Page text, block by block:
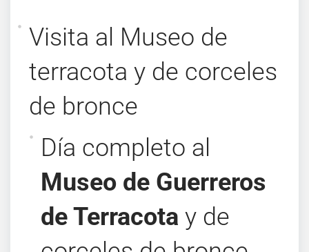
Visita al Museo de
terracota y de corceles
de bronce
Día completo al
Museo de Guerreros
de Terracota y de